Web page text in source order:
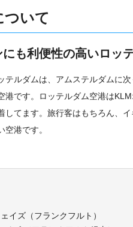
ついて
も利便性の高いロッ
テルダムは、アムステルダムに
港です。ロッテルダム空港は
してます。旅行客はもちろん、
港です。
イズ（フランクフルト）